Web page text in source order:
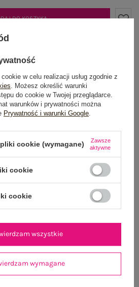
DO KOSZYKA
poprzez:
brakuje 200,00 zł
w celu realizacji usług zgodnie z
. Możesz określić warunki
do cookie w Twojej przeglądarce.
warunków i prywatności można
Prywatność i warunki Google
cookie (wymagane)
Zawsze
aktywne
cookie
cookie
wymagane
wszystkie